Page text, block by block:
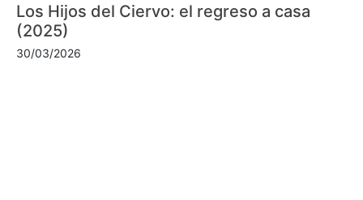
Los Hijos del Ciervo: el regreso a casa
(2025)
30/03/2026